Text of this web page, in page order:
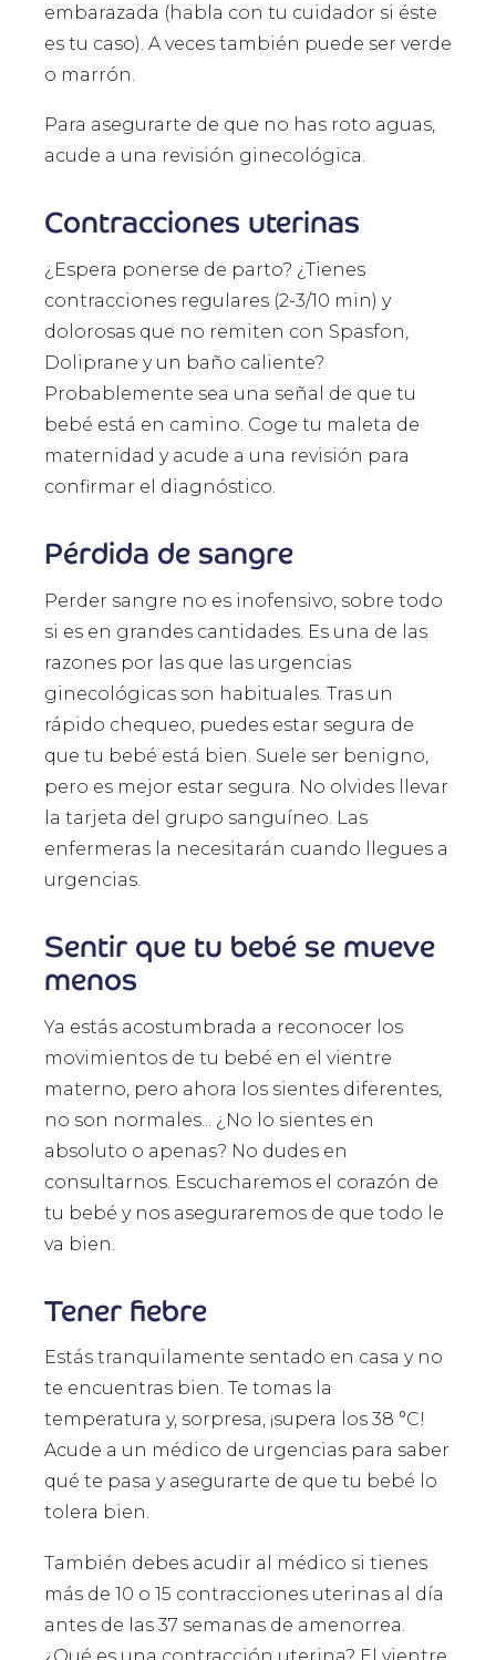
embarazada (habla con tu cuidador si éste
es tu caso). A veces también puede ser verde
o marrón.
Para asegurarte de que no has roto aguas,
acude a una revisión ginecológica.
Contracciones uterinas
¿Espera ponerse de parto? ¿Tienes
contracciones regulares (2-3/10 min) y
dolorosas que no remiten con Spasfon,
Doliprane y un baño caliente?
Probablemente sea una señal de que tu
bebé está en camino. Coge tu maleta de
maternidad y acude a una revisión para
confirmar el diagnóstico.
Pérdida de sangre
Perder sangre no es inofensivo, sobre todo
si es en grandes cantidades. Es una de las
razones por las que las urgencias
ginecológicas son habituales. Tras un
rápido chequeo, puedes estar segura de
que tu bebé está bien. Suele ser benigno,
pero es mejor estar segura. No olvides llevar
la tarjeta del grupo sanguíneo. Las
enfermeras la necesitarán cuando llegues a
urgencias.
Sentir que tu bebé se mueve
menos
Ya estás acostumbrada a reconocer los
movimientos de tu bebé en el vientre
materno, pero ahora los sientes diferentes,
no son normales... ¿No lo sientes en
absoluto o apenas? No dudes en
consultarnos. Escucharemos el corazón de
tu bebé y nos aseguraremos de que todo le
va bien.
Tener fiebre
Estás tranquilamente sentado en casa y no
te encuentras bien. Te tomas la
temperatura y, sorpresa, ¡supera los 38 °C!
Acude a un médico de urgencias para saber
qué te pasa y asegurarte de que tu bebé lo
tolera bien.
También debes acudir al médico si tienes
más de 10 o 15 contracciones uterinas al día
antes de las 37 semanas de amenorrea.